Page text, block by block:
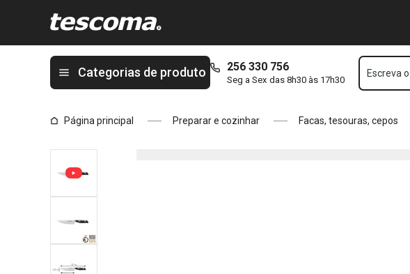
Categorias de produto 256 330 756
Seg a Sex das 8h30 às 17h30
Escreva
Página principal Preparar e cozinhar Facas, tesouras, cepos